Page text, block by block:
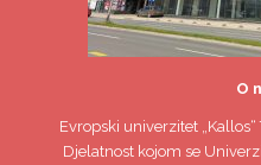
O
Evropski univerzitet„Kallos“
Djelatnost kojom se